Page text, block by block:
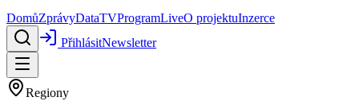
DomůZprávyDataTVProgramLiveO projektuInzerce
PřihlásitNewsletter
Regiony